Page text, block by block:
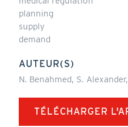
planning
supply
demand
AUTEUR(S)
N. Benahmed, S.
TÉLÉCHARGER